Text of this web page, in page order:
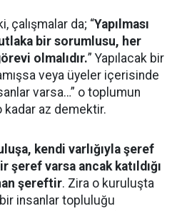
çalışmalar da; “Yapılması
bir sorumlusu, her
olmalıdır.” Yapılacak bir
veya üyeler içerisinde
varsa…” o toplumun
kadar az demektir.
kendi varlığıyla şeref
şeref varsa ancak katıldığı
şereftir. Zira o kuruluşta
bir insanlar topluluğu